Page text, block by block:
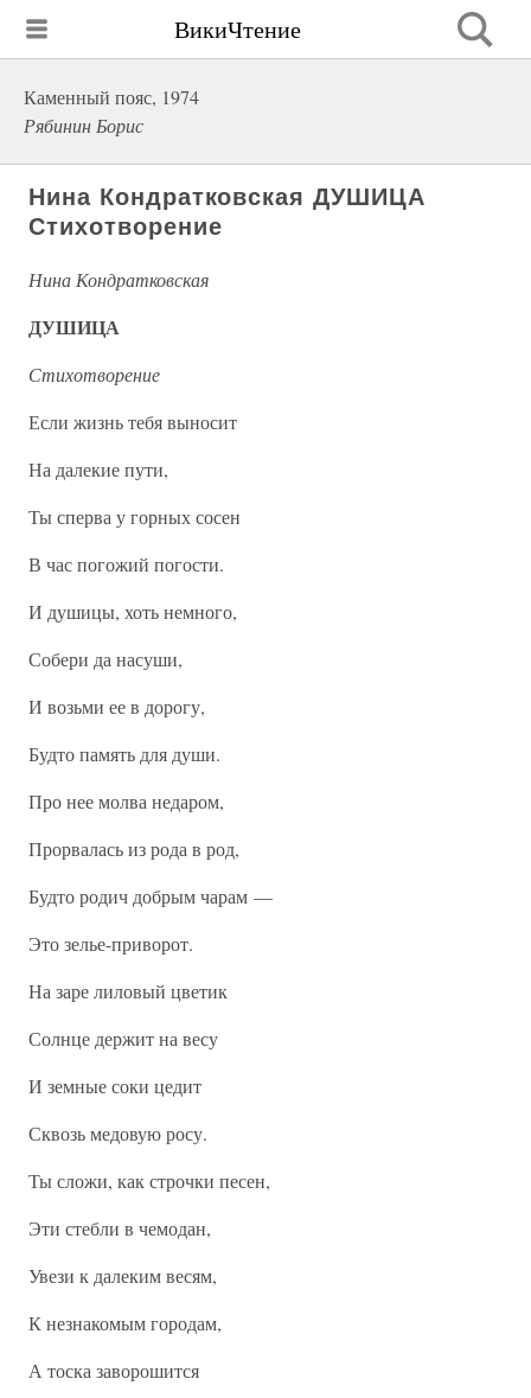
ВикиЧтение
Каменный пояс, 1974
Рябинин Борис
Нина Кондратковская ДУШИЦА
Стихотворение
Нина Кондратковская
ДУШИЦА
Стихотворение
Если жизнь тебя выносит
На далекие пути,
Ты сперва у горных сосен
В час погожий погости.
И душицы, хоть немного,
Собери да насуши,
И возьми ее в дорогу,
Будто память для души.
Про нее молва недаром,
Прорвалась из рода в род,
Будто родич добрым чарам —
Это зелье-приворот.
На заре лиловый цветик
Солнце держит на весу
И земные соки цедит
Сквозь медовую росу.
Ты сложи, как строчки песен,
Эти стебли в чемодан,
Увези к далеким весям,
К незнакомым городам,
А тоска заворошится